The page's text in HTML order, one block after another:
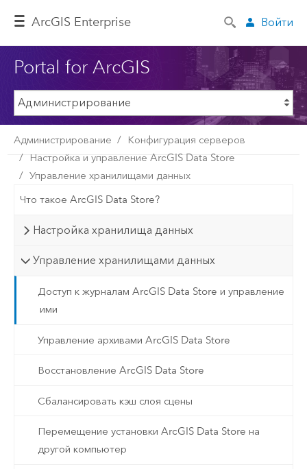
ArcGIS Enterprise Войти
Portal for ArcGIS
Администрирование
Конфигурация серверов
Настройка и управление ArcGIS Data Store
Управление хранилищами данных
Что такое ArcGIS Data Store?
Настройка хранилища данных
Управление хранилищами данных
Доступ к журналам ArcGIS Data Store и управление
ими
Управление архивами ArcGIS Data Store
Восстановление ArcGIS Data Store
Сбалансировать кэш слоя сцены
Перемещение установки ArcGIS Data Store на
другой компьютер